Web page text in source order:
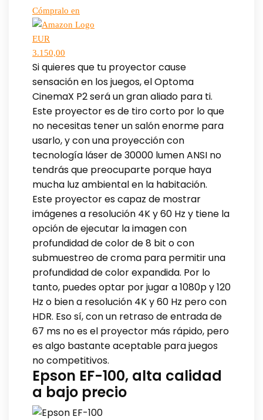
Cómpralo en
EUR
3.150,00
Si quieres que tu proyector cause
sensación en los juegos, el Optoma
CinemaX P2 será un gran aliado para ti.
Este proyector es de tiro corto por lo que
no necesitas tener un salón enorme para
usarlo, y con una proyección con
tecnología láser de 30000 lumen ANSI no
tendrás que preocuparte porque haya
mucha luz ambiental en la habitación.
Este proyector es capaz de mostrar
imágenes a resolución 4K y 60 Hz y tiene la
opción de ejecutar la imagen con
profundidad de color de 8 bit o con
submuestreo de croma para permitir una
profundidad de color expandida. Por lo
tanto, puedes optar por jugar a 1080p y 120
Hz o bien a resolución 4K y 60 Hz pero con
HDR. Eso sí, con un retraso de entrada de
67 ms no es el proyector más rápido, pero
es algo bastante aceptable para juegos
no competitivos.
Epson EF-100, alta calidad
a bajo precio